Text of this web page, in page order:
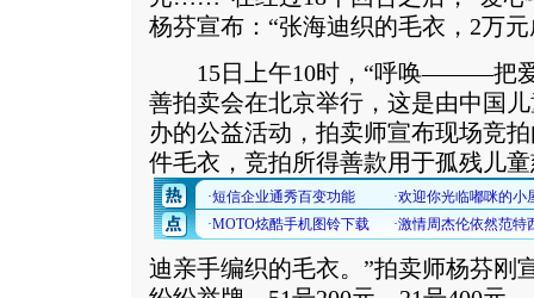
杨芬宣布：“张海迪织的毛衣，2万元
15日上午10时，“呼唤———把爱
善拍卖会在北京举行，这是由中国
办的公益活动，拍卖师宣布现场竞
件毛衣，竞拍所得善款用于孤残儿
迪亲手编织的毛衣。”拍卖师杨芬刚